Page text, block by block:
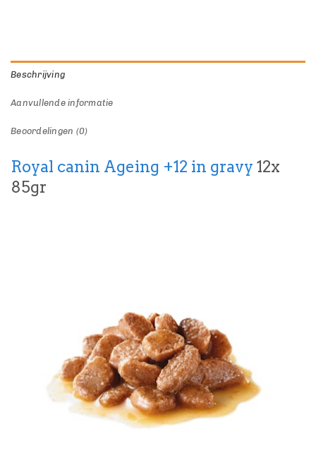
Beschrijving
Aanvullende informatie
Beoordelingen (0)
Royal canin Ageing +12 in gravy 12x
85gr